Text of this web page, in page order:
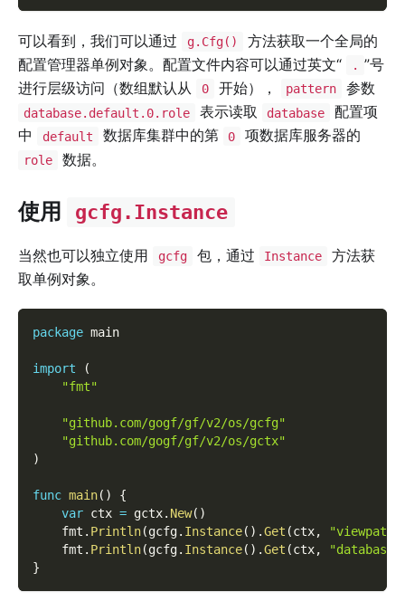
可以看到，我们可以通过 g.Cfg()
方法获取一个全局的
配置管理器单例对象。配置文件内容可以通过英文“
. ”号
进行层级访问（数组默认从
0 开始）， pattern 参数
database.default.0.role 表示读取 database
配置项
中
default 数据库集群中的第 0 项数据库服务器的
role 数据。
使用 gcfg.Instance
当然也可以独立使用 gcfg 包，通过 Instance
方法获
取单例对象。
package main
import
(
"fmt"
"github.com/gogf/gf/v2/os/gcfg"
"github.com/gogf/gf/v2/os/gctx"
)
func main( )
{
var ctx = gctx. New( )
    fmt
. Println(gcfg. Instance( ) .Get (ctx, "viewpath"
    fmt
. Println(gcfg. Instance( ) .Get (ctx,
}